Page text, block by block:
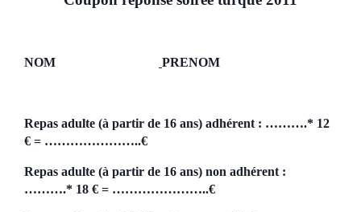
NOM PRENOM
Repas adulte (à partir de 16 ans) adhérent : ……….* 12
€ = …………………..€
Repas adulte (à partir de 16 ans) non adhérent :
……….* 18 € = …………………..€